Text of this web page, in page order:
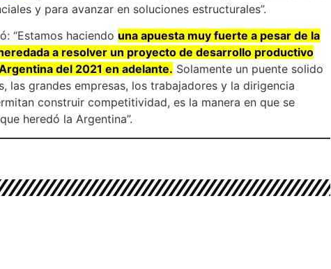
y para avanzar en soluciones estructurales”.
“Estamos haciendo una apuesta muy fuerte a pesar de la
a resolver un proyecto de desarrollo productivo
del 2021 en adelante. Solamente un puente solido
las grandes empresas, los trabajadores y la dirigencia
construir competitividad, es la manera en que se
heredó la Argentina”.